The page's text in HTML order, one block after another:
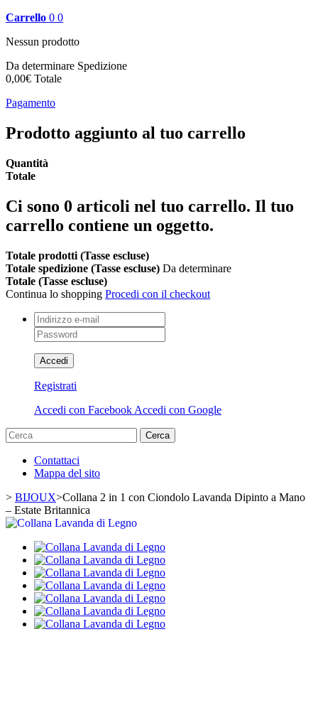
Carrello 0 0
Nessun prodotto
Da determinare Spedizione
0,00€ Totale
Pagamento
Prodotto aggiunto al tuo carrello
Quantità
Totale
Ci sono 0 articoli nel tuo carrello. Il tuo
carrello contiene un oggetto.
Totale prodotti (Tasse escluse)
Totale spedizione (Tasse escluse) Da determinare
Totale (Tasse escluse)
Continua lo shopping Procedi con il checkout
Accedi
Registrati
Accedi con Facebook Accedi con Google
Cerca
Contattaci
Mappa del sito
> BIJOUX>Collana 2 in 1 con Ciondolo Lavanda Dipinto a Mano
– Estate Britannica